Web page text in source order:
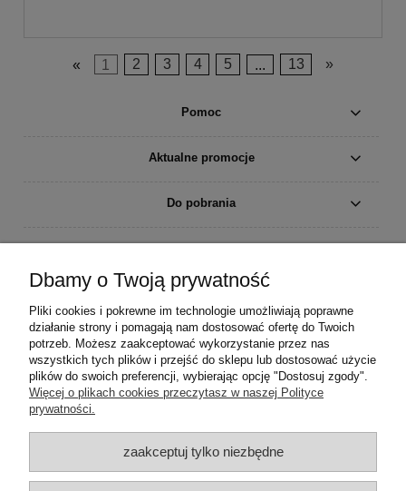
« 1 2 3 4 5 13 »
Pomoc
Aktualne promocje
Do pobrania
Płatności i dostawa
Informacje
O nas
Dbamy o Twoją prywatność
Pliki cookies i pokrewne im technologie umożliwiają poprawne
działanie strony i pomagają nam dostosować ofertę do Twoich
potrzeb. Możesz zaakceptować wykorzystanie przez nas
wszystkich tych plików i przejść do sklepu lub dostosować użycie
plików do swoich preferencji, wybierając opcję "Dostosuj zgody".
Więcej o plikach cookies przeczytasz w naszej Polityce
prywatności.
zaakceptuj tylko niezbędne